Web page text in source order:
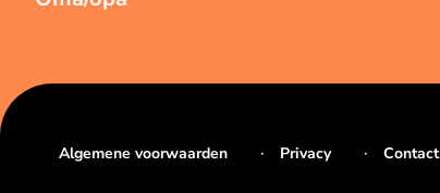
Algemene voorwaarden Privacy Contact